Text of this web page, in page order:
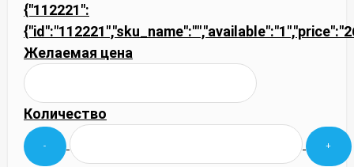
{"112221":
Желаемая цена
Количество